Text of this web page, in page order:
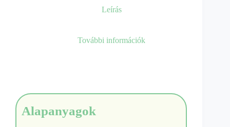
Leírás
További információk
Alapanyagok